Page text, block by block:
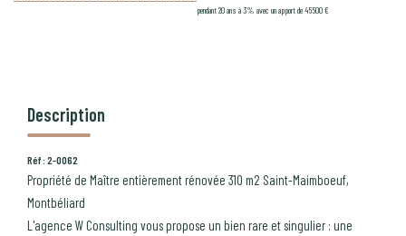
pendant 20 ans à 3% avec un apport de 45 500 €
Description
Réf : 2-0062
Propriété de Maître entièrement rénovée 310 m2 Saint-Maimboeuf,
Montbéliard
L'agence W Consulting vous propose un bien rare et singulier : une